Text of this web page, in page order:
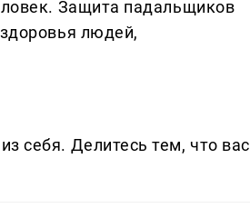
Защита падальщиков
людей,
себя. Делитеcь тем, что вас